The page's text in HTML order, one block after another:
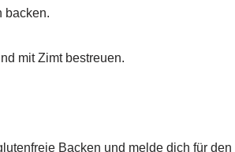
backen.
mit Zimt bestreuen.
Backen und melde dich für